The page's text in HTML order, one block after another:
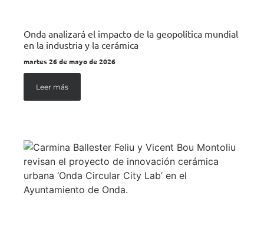
Onda analizará el impacto de la geopolítica mundial
en la industria y la cerámica
martes 26 de mayo de 2026
Leer más